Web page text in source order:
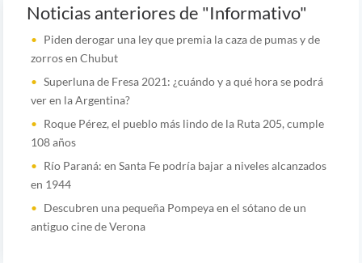
Noticias anteriores de "Informativo"
Piden derogar una ley que premia la caza de pumas y de
zorros en Chubut
Superluna de Fresa 2021: ¿cuándo y a qué hora se podrá
ver en la Argentina?
Roque Pérez, el pueblo más lindo de la Ruta 205, cumple
108 años
Río Paraná: en Santa Fe podría bajar a niveles alcanzados
en 1944
Descubren una pequeña Pompeya en el sótano de un
antiguo cine de Verona